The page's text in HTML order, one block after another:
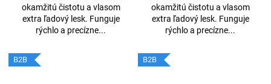
okamžitú čistotu a vlasom
extra ľadový lesk. Funguje
rýchlo a precízne...
okamžitú čistotu a vlasom
extra ľadový lesk. Funguje
rýchlo a precízne...
B2B B2B